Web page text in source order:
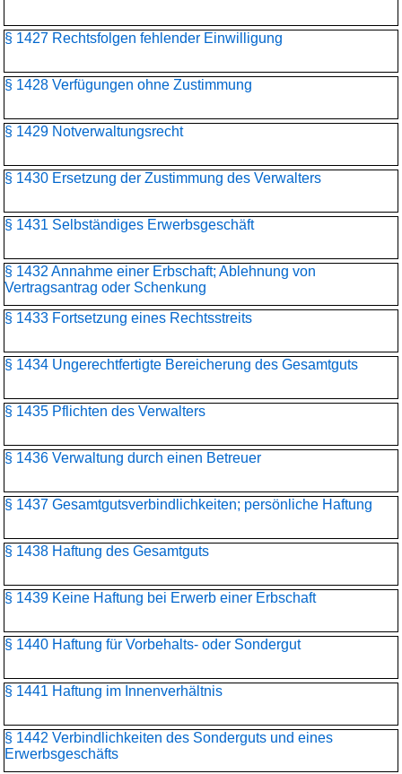
§ 1427 Rechtsfolgen fehlender Einwilligung
§ 1428 Verfügungen ohne Zustimmung
§ 1429 Notverwaltungsrecht
§ 1430 Ersetzung der Zustimmung des Verwalters
§ 1431 Selbständiges Erwerbsgeschäft
§ 1432 Annahme einer Erbschaft; Ablehnung von
Vertragsantrag oder Schenkung
§ 1433 Fortsetzung eines Rechtsstreits
§ 1434 Ungerechtfertigte Bereicherung des Gesamtguts
§ 1435 Pflichten des Verwalters
§ 1436 Verwaltung durch einen Betreuer
§ 1437 Gesamtgutsverbindlichkeiten; persönliche Haftung
§ 1438 Haftung des Gesamtguts
§ 1439 Keine Haftung bei Erwerb einer Erbschaft
§ 1440 Haftung für Vorbehalts- oder Sondergut
§ 1441 Haftung im Innenverhältnis
§ 1442 Verbindlichkeiten des Sonderguts und eines
Erwerbsgeschäfts